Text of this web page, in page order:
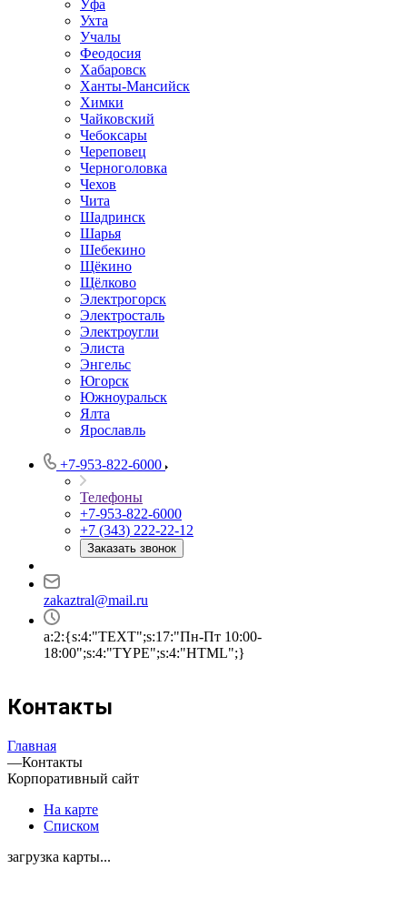
Уфа
Ухта
Учалы
Феодосия
Хабаровск
Ханты-Мансийск
Химки
Чайковский
Чебоксары
Череповец
Черноголовка
Чехов
Чита
Шадринск
Шарья
Шебекино
Щёкино
Щёлково
Электрогорск
Электросталь
Электроугли
Элиста
Энгельс
Югорск
Южноуральск
Ялта
Ярославль
+7-953-822-6000
Телефоны
+7-953-822-6000
+7 (343) 222-22-12
Заказать звонок
zakaztral@mail.ru
a:2:{s:4:"TEXT";s:17:"Пн-Пт 10:00-
18:00";s:4:"TYPE";s:4:"HTML";}
Контакты
Главная
—Контакты
Корпоративный сайт
На карте
Списком
загрузка карты...